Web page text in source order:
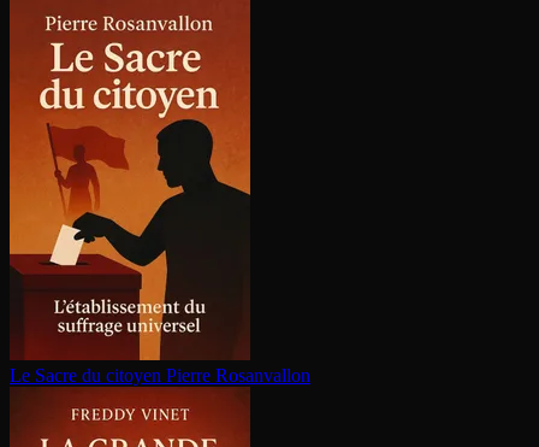
Le Sacre du citoyen Pierre Rosanvallon